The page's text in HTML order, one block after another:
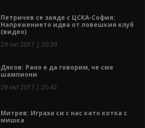
Петричев се заяде с ЦСКА-София:
Напрежението идва от ловешкия клуб
(видео)
29 окт 2017 | 20:39
Дяков: Рано е да говорим, че сме
шампиони
29 окт 2017 | 20:42
Митрев: Играха си с нас като котка с
мишка